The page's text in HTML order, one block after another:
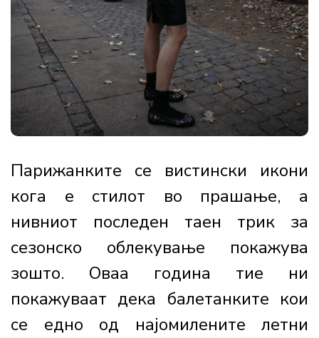
Парижанките се вистински икони
кога е стилот во прашање, а
нивниот последен таен трик за
сезонско облекување покажува
зошто. Оваа година тие ни
покажуваат дека балетанките кои
се едно од најомилените летни